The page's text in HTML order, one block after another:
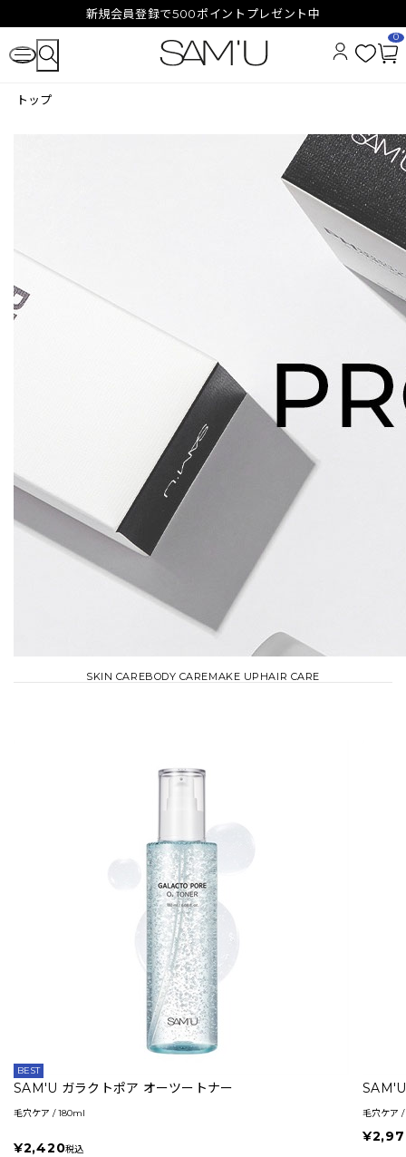
新規会員登録で500ポイントプレゼント中
り
ー
ジ
0
トップ
SKIN CAREBODY CAREMAKE UP HAIR CARE
BEST
SAM'U ガラクトポア オーツートナー
毛穴ケア / 180ml
¥2,420税込
毛穴ケア